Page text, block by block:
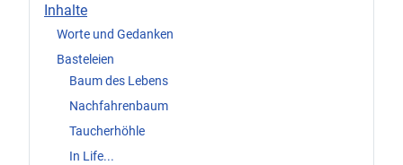
Inhalte
Worte und Gedanken
Basteleien
Baum des Lebens
Nachfahrenbaum
Taucherhöhle
In Life...